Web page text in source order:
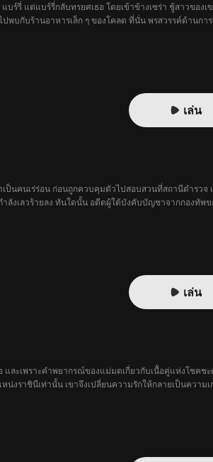
ร์รี่ แต่แบร์รี่กลับทรยศเธอ โดยเข้าข้างเซร่า ชู้สาวของเ
บกับร้านอาหารเล็ก ๆ ของโคลด ที่นั่น พรสวรรค์ด้านกา
เล่น
ป็นคนเร่ร่อน ก่อนถูกควบคุมตัวไปสอบสวนที่สถานีตำรวจ
ลังเลวร้ายลง ทันใดนั้น อดีตผู้ใต้บังคับบัญชาจากกองทัพข
เล่น
ละเพราะคำพยากรณ์ของแม่มดเกี่ยวกับเนื้อคู่แห่งโชคชะ
งราชินีเท่านั้น เขาจึงเปลี่ยนความรักให้กลายเป็นความเ